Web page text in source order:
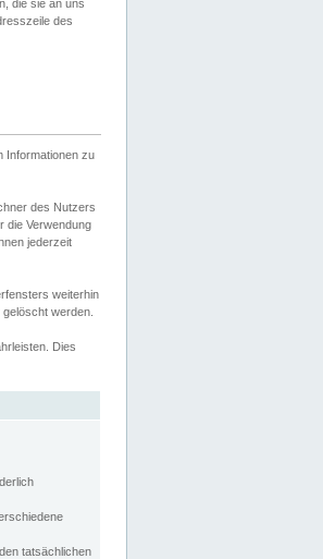
die sie an uns
des
Informationen zu
des Nutzers
die Verwendung
jederzeit
weiterhin
werden.
Dies
tatsächlichen